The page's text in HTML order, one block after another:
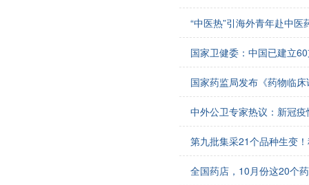
会费制度
协会章程
“中医热”引海外青年赴中医
国家卫健委：中国已建立
国家药监局发布《药物临
中外公卫专家热议：新冠
第九批集采21个品种生变
全国药店，10月份这20个